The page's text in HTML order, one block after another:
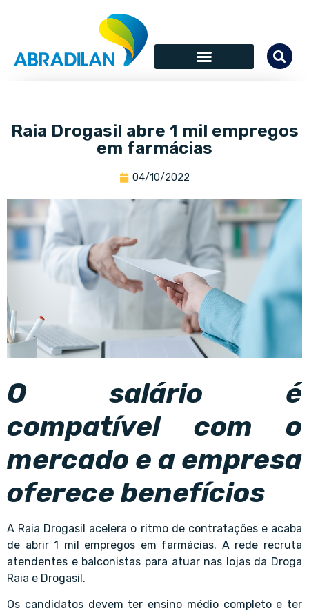
Raia Drogasil abre 1 mil empregos
em farmácias
04/10/2022
O salário é
compatível com o
mercado e a empresa
oferece benefícios
A Raia Drogasil acelera o ritmo de contratações e acaba
de abrir 1 mil empregos em farmácias. A rede recruta
atendentes e balconistas para atuar nas lojas da Droga
Raia e Drogasil.
Os candidatos devem ter ensino médio completo e ter